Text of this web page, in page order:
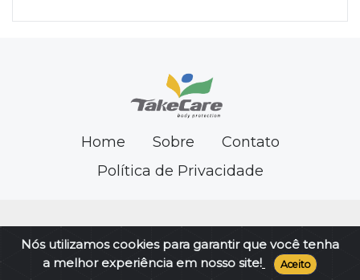
Nós utilizamos cookies para garantir que você tenha
a melhor experiência em nosso site!
Aceito
Home Sobre
Contato
Política de Privacidade